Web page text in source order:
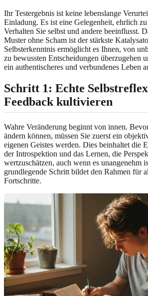
Ihr Testergebnis ist keine lebenslange
Einladung. Es ist eine Gelegenheit, ehrlich
Verhalten Sie selbst und andere beeinflusst.
Muster ohne Scham ist der stärkste
Selbsterkenntnis ermöglicht es Ihnen, von
zu bewussten Entscheidungen überzugehen
ein authentischeres und verbundenes Leben
Schritt 1: Echte
Feedback kultivieren
Wahre Veränderung beginnt von innen.
ändern können, müssen Sie zuerst ein
eigenen Geistes werden. Dies beinhaltet die
der Introspektion und das Lernen, die
wertzuschätzen, auch wenn es unangenehm
grundlegende Schritt bildet den Rahmen für
Fortschritte.